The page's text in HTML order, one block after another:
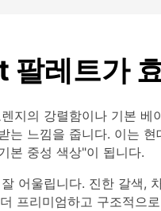
팔레트가
지의 강렬함이나 기본 베
는 느낌을 줍니다. 이는
본 중성 색상"이 됩니다.
어울립니다. 진한 갈색,
프리미엄하고 구조적으